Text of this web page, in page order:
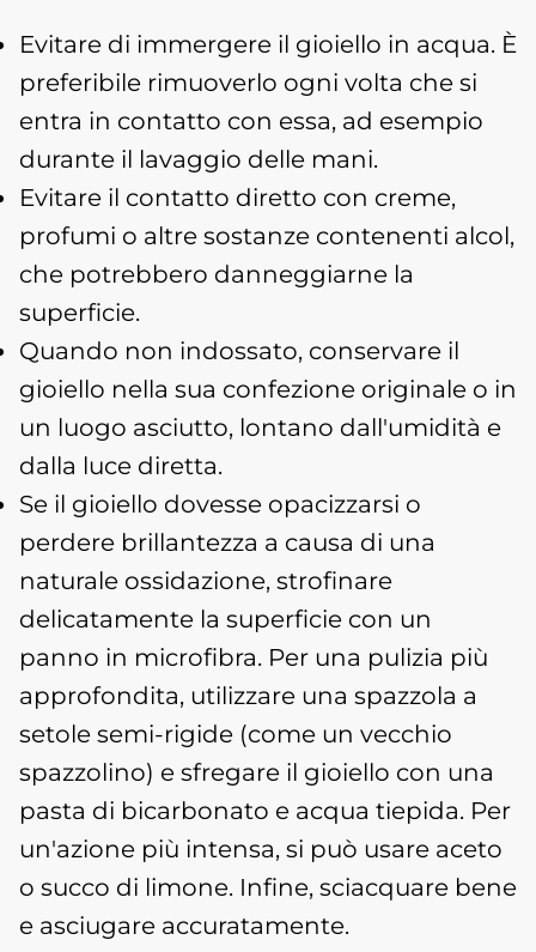
Evitare di immergere il gioiello in acqua. È
preferibile rimuoverlo ogni volta che si
entra in contatto con essa, ad esempio
durante il lavaggio delle mani.
Evitare il contatto diretto con creme,
profumi o altre sostanze contenenti alcol,
che potrebbero danneggiarne la
superficie.
Quando non indossato, conservare il
gioiello nella sua confezione originale o in
un luogo asciutto, lontano dall'umidità e
dalla luce diretta.
Se il gioiello dovesse opacizzarsi o
perdere brillantezza a causa di una
naturale ossidazione, strofinare
delicatamente la superficie con un
panno in microfibra. Per una pulizia più
approfondita, utilizzare una spazzola a
setole semi-rigide (come un vecchio
spazzolino) e sfregare il gioiello con una
pasta di bicarbonato e acqua tiepida. Per
un'azione più intensa, si può usare aceto
o succo di limone. Infine, sciacquare bene
e asciugare accuratamente.